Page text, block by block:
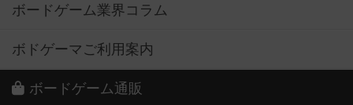
ボードゲーム業界コラム
ボドゲーマご利用案内
ボードゲーム通販